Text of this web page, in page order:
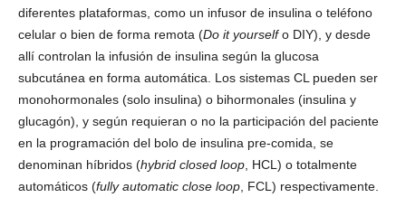
diferentes plataformas, como un infusor de insulina o teléfono
celular o bien de forma remota (Do it yourselfo DIY), y desde
allí controlan la infusión de insulina según la glucosa
subcutánea en forma automática. Los sistemas CL pueden ser
monohormonales (solo insulina) o bihormonales (insulina y
glucagón), y según requieran o no la participación del paciente
en la programación del bolo de insulina pre-comida, se
denominan híbridos (hybrid closed loop, HCL) o totalmente
automáticos (fully automatic close loop, FCL) respectivamente.